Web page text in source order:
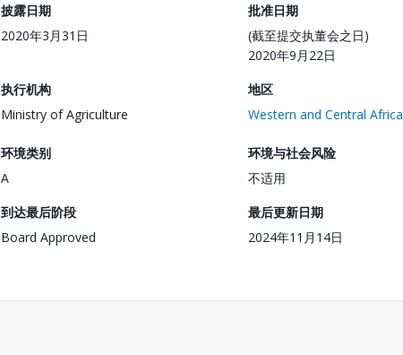
披露日期
2020年3月31日
批准日期
(截至提交执董会之日)
2020年9月22日
执行机构
Ministry of Agriculture
地区
Western and Central Africa
环境类别
A
环境与社会风险
不适用
到达最后阶段
Board Approved
最后更新日期
2024年11月14日